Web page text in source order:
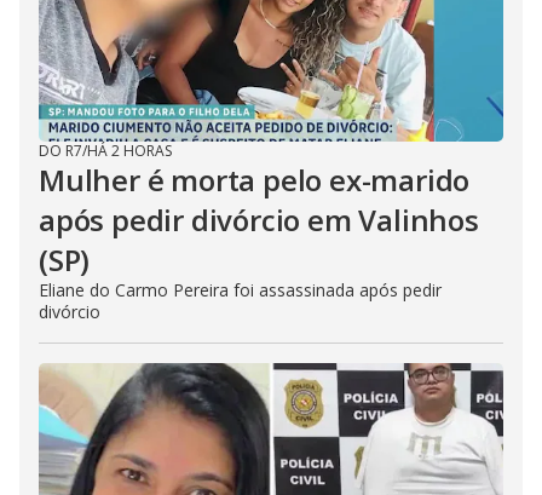
DO R7/HÁ 2 HORAS
Mulher é morta pelo ex-marido
após pedir divórcio em Valinhos
(SP)
Eliane do Carmo Pereira foi assassinada após pedir
divórcio